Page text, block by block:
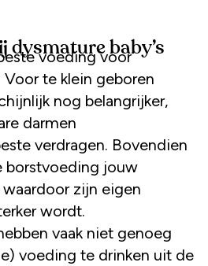
dysmature baby’s
voeding voor
Voor te klein geboren
nog belangrijker,
darmen
verdragen. Bovendien
borstvoeding jouw
zijn eigen
wordt.
vaak niet genoeg
voeding te drinken uit de